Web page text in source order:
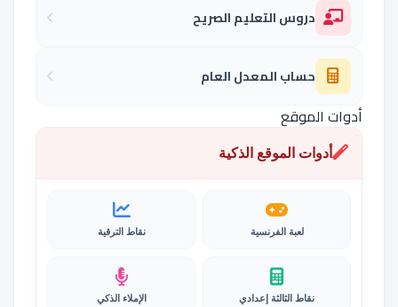
دروس التعليم الصريح
حساب المعدل العام
أدوات الموقع
أدوات الموقع الذكية
لعبة الفرنسية نقاط الترقية
نقاط الثالثة إعدادي الإملاء الذكي